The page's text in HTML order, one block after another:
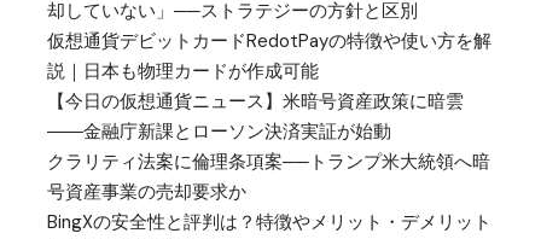
却していない」──ストラテジーの方針と区別
仮想通貨デビットカードRedotPayの特徴や使い方を解
説｜日本も物理カードが作成可能
【今日の仮想通貨ニュース】米暗号資産政策に暗雲
――金融庁新課とローソン決済実証が始動
クラリティ法案に倫理条項案──トランプ米大統領へ暗
号資産事業の売却要求か
BingXの安全性と評判は？特徴やメリット・デメリット